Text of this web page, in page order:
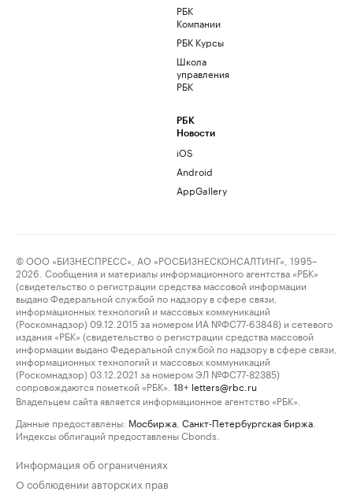
РБК
Компании
РБК Курсы
Школа
управления
РБК
РБК
Новости
iOS
Android
AppGallery
© ООО «БИЗНЕСПРЕСС», АО «РОСБИЗНЕСКОНСАЛТИНГ», 1995–
2026. Сообщения и материалы информационного агентства «РБК»
(свидетельство о регистрации средства массовой информации
выдано Федеральной службой по надзору в сфере связи,
информационных технологий и массовых коммуникаций
(Роскомнадзор) 09.12.2015 за номером ИА №ФС77-63848) и сетевого
издания «РБК» (свидетельство о регистрации средства массовой
информации выдано Федеральной службой по надзору в сфере связи,
информационных технологий и массовых коммуникаций
(Роскомнадзор) 03.12.2021 за номером ЭЛ №ФС77-82385)
сопровождаются пометкой «РБК».
18+ letters@rbc.ru
Владельцем сайта является информационное агентство «РБК».
Данные предоставлены: Мосбиржа Санкт-Петербургская биржа
Индексы облигаций предоставлены Cbonds.
Информация об ограничениях
О соблюдении авторских прав